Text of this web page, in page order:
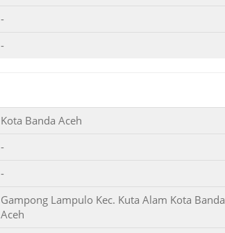
-
-
Kota Banda Aceh
-
-
Gampong Lampulo Kec. Kuta Alam Kota Banda
Aceh